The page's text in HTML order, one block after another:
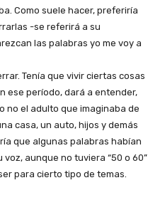
Como suele hacer, preferiría
-se referirá a su
las palabras yo me voy a
Tenía que vivir ciertas cosas
ese período, dará a entender,
no el adulto que imaginaba de
casa, un auto, hijos y demás
que algunas palabras habían
aunque no tuviera “50 o 60”
para cierto tipo de temas.